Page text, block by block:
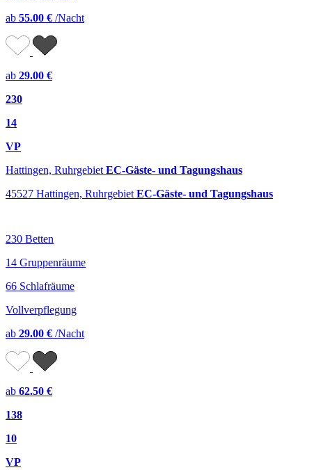
ab 55.00 € /Nacht
ab 29.00 €
230
14
VP
Hattingen, Ruhrgebiet EC-Gäste- und Tagungshaus
45527 Hattingen, Ruhrgebiet EC-Gäste- und Tagungshaus
230 Betten
14 Gruppenräume
66 Schlafräume
Vollverpflegung
ab 29.00 € /Nacht
ab 62.50 €
138
10
VP